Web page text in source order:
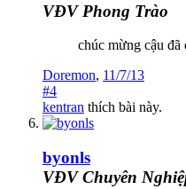
VĐV Phong Trào
chúc mừng cậu
Doremon, 11/7/13
#4
kentran thích bài này.
byonls
VĐV Chuyên